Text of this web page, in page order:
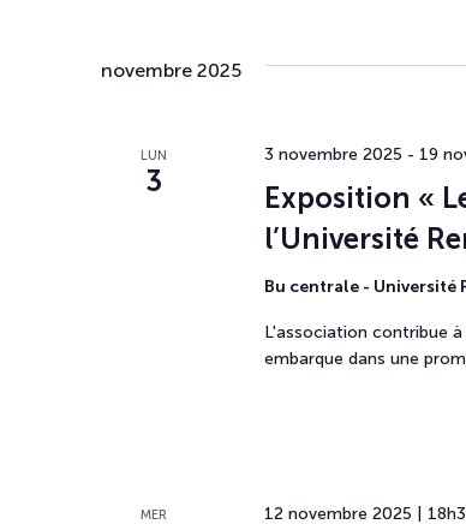
novembre 2025
LUN
3
Exposition «
l’Université
3 novembre 2025 - 19
Bu centrale - Université
L'association contribue
embarque dans une
MER 12 novembre 2025 |